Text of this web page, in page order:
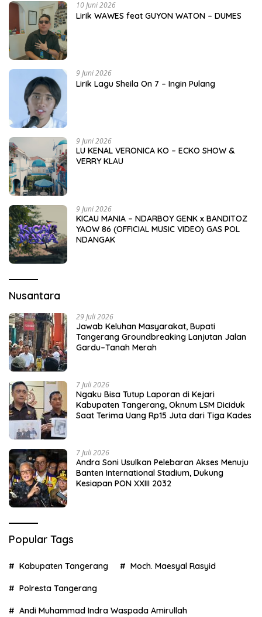
10 Juni 2026
Lirik WAWES feat GUYON WATON – DUMES
9 Juni 2026
Lirik Lagu Sheila On 7 – Ingin Pulang
9 Juni 2026
LU KENAL VERONICA KO – ECKO SHOW &
VERRY KLAU
9 Juni 2026
KICAU MANIA – NDARBOY GENK x BANDITOZ
YAOW 86 (OFFICIAL MUSIC VIDEO) GAS POL
NDANGAK
Nusantara
29 Juli 2026
Jawab Keluhan Masyarakat, Bupati
Tangerang Groundbreaking Lanjutan Jalan
Gardu–Tanah Merah
7 Juli 2026
Ngaku Bisa Tutup Laporan di Kejari
Kabupaten Tangerang, Oknum LSM Diciduk
Saat Terima Uang Rp15 Juta dari Tiga Kades
7 Juli 2026
Andra Soni Usulkan Pelebaran Akses Menuju
Banten International Stadium, Dukung
Kesiapan PON XXIII 2032
Popular Tags
Kabupaten Tangerang Moch. Maesyal Rasyid
Polresta Tangerang
Andi Muhammad Indra Waspada Amirullah